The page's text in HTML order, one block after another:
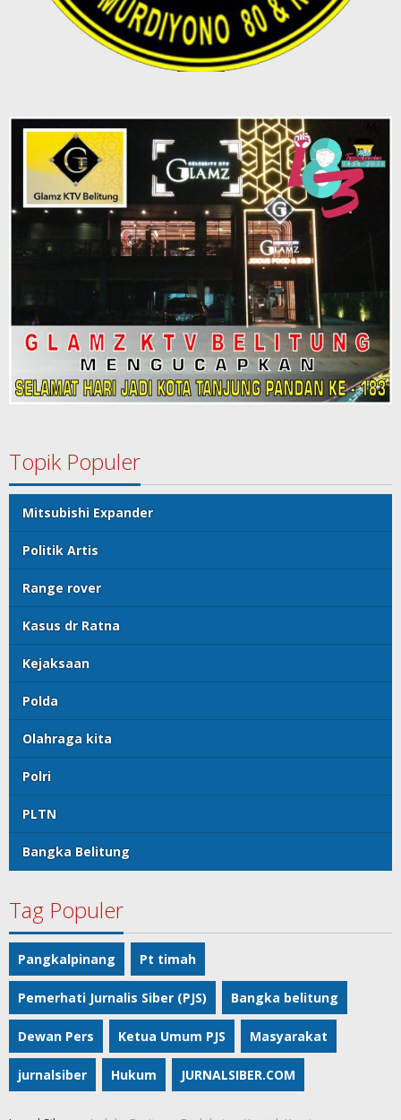
Topik Populer
Mitsubishi Expander
Politik Artis
Range rover
Kasus dr Ratna
Kejaksaan
Polda
Olahraga kita
Polri
PLTN
Bangka Belitung
Tag Populer
Pangkalpinang Pt timah
Pemerhati Jurnalis Siber (PJS) Bangka belitung
Dewan Pers Ketua Umum PJS Masyarakat
jurnalsiber Hukum JURNALSIBER.COM